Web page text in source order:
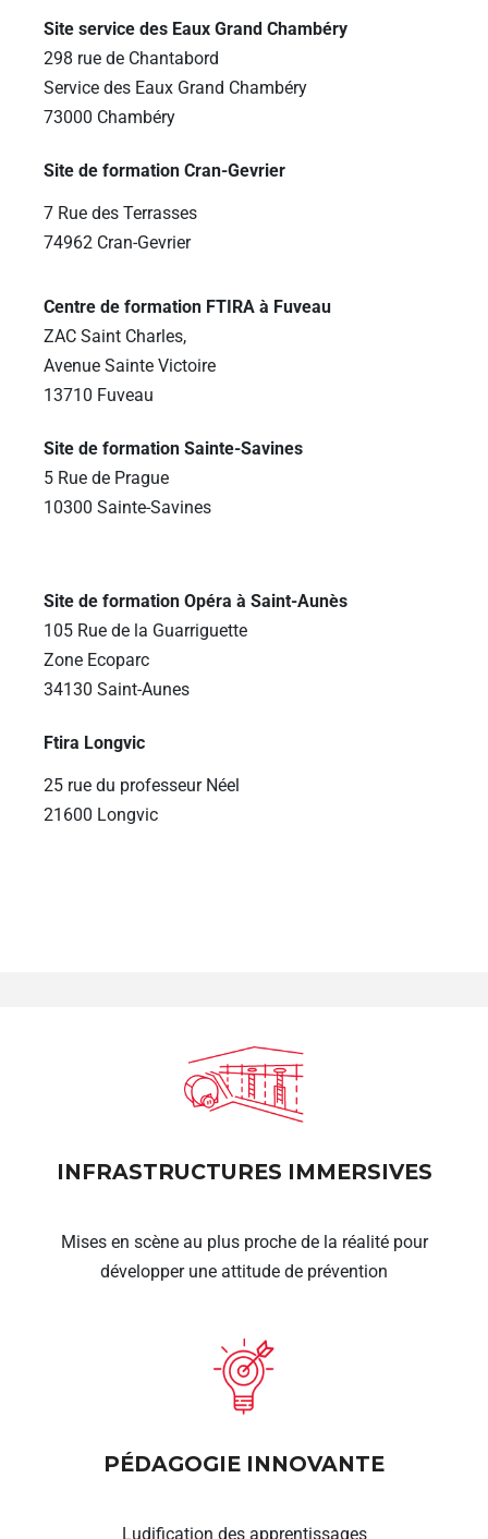
Site service des Eaux Grand Chambéry
298 rue de Chantabord
Service des Eaux Grand Chambéry
73000 Chambéry
Site de formation Cran-Gevrier
7 Rue des Terrasses
74962 Cran-Gevrier
Centre de formation FTIRA à Fuveau
ZAC Saint Charles,
Avenue Sainte Victoire
13710 Fuveau
Site de formation Sainte-Savines
5 Rue de Prague
10300 Sainte-Savines
Site de formation Opéra à Saint-Aunès
105 Rue de la Guarriguette
Zone Ecoparc
34130 Saint-Aunes
Ftira Longvic
25 rue du professeur Néel
21600 Longvic
INFRASTRUCTURES IMMERSIVES
Mises en scène au plus proche de la réalité pour
développer une attitude de prévention
PÉDAGOGIE INNOVANTE
Ludification des apprentissages